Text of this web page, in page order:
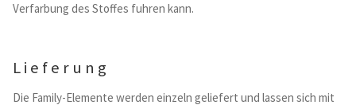
Verfarbung des Stoffes fuhren kann.
Lieferung
Die Family-Elemente werden einzeln geliefert und lassen sich mit